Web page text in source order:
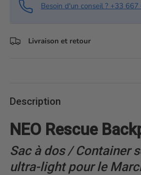
Besoin d'un conseil ? +33
Livraison et retour
Description
NEO Rescue
Sac à dos / Container
ultra-light pour le